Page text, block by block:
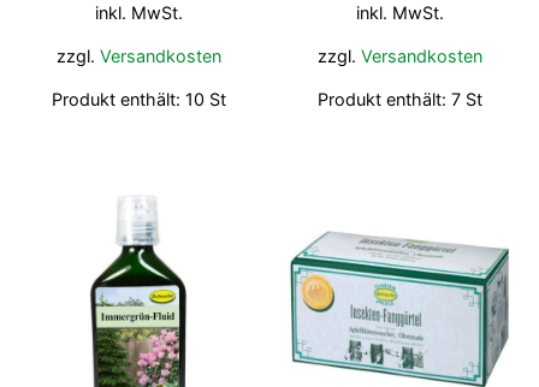
inkl. MwSt.
zzgl. Versandkosten
Produkt enthält: 10 St
inkl. MwSt.
zzgl.Versandkosten
Produkt enthält: 7 St